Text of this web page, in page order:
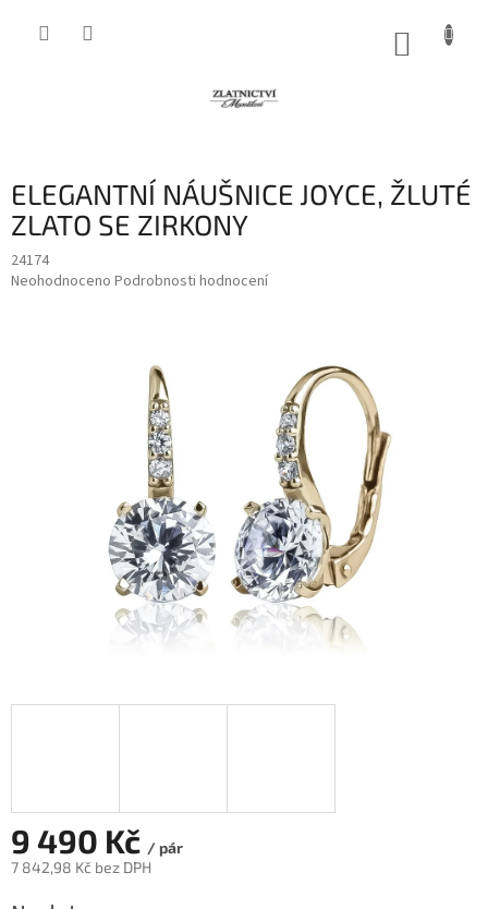
ELEGANTNÍ NÁUŠNICE JOYCE, ŽLUTÉ
ZLATO SE ZIRKONY
24174
Průměrné
Neohodnoceno Podrobnosti hodnocení
9 490 Kč / pár
7 842,98 Kč bez DPH